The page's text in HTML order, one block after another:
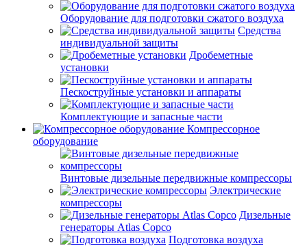
Оборудование для подготовки сжатого воздуха
Средства
индивидуальной защиты
Дробеметные
установки
Пескоструйные установки и аппараты
Комплектующие и запасные части
Компрессорное
оборудование
Винтовые дизельные передвижные компрессоры
Электрические
компрессоры
Дизельные
генераторы Atlas Copco
Подготовка воздуха